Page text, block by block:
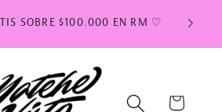
ENTRE 5 Y 10 DIAS
HÁBILES ✿
Carrito